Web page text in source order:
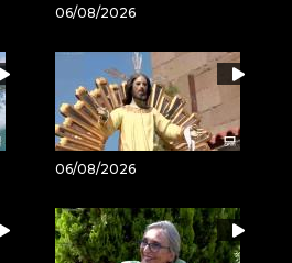
06/08/2026
06/08/2026